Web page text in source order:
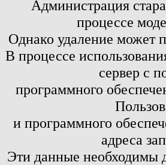
Администрация
процессе
Однако удаление может
В процессе
сервер с
программного
и программного
адреса
Эти данные необходимы